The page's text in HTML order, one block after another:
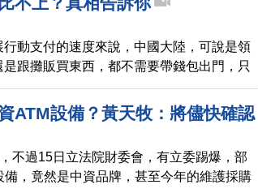
動化服務機台也有雙語操作介面，櫃台還配
雙語分行、至今已經設置79家，今年底更
動支付的速度來說，中國大陸，可說是領
跟攤販買東西，都不需要帶錢包出門，只
也因此有許多台灣民眾，批評台灣的行動
不過，現在卻有一位在中國生活十年的台籍
進行分析，提供了，完全不一樣的觀點。
ATM設備？黃天牧：將儘快確認
不過15日立法院財委會，有立委踢爆，部
，竟然是中資品牌，甚至今年的維護採購